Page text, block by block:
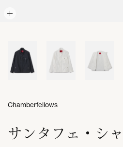
サンタフェ・シ
Chamberfellows